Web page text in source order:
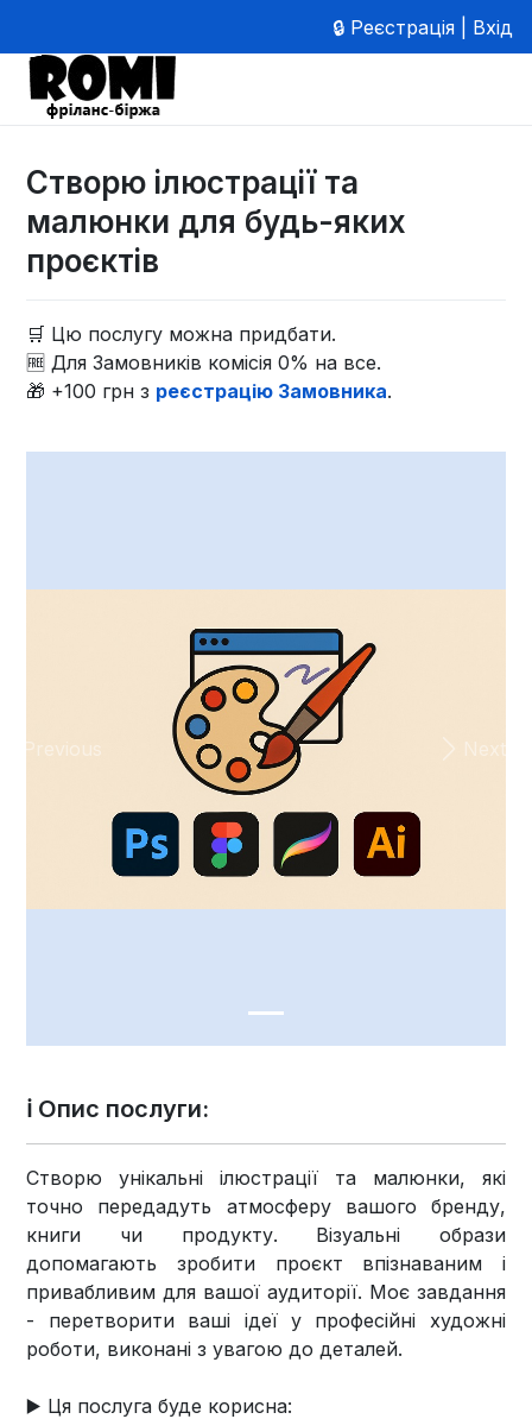
🔒 Реєстрація | Вхід
Створю ілюстрації та
малюнки для будь-яких
проєктів
🛒 Цю послугу можна придбати.
🆓 Для Замовників комісія 0% на все.
🎁 +100 грн з реєстрацію Замовника.
Previous Next
ℹ️ Опис послуги:
Створю унікальні ілюстрації та малюнки, які
точно передадуть атмосферу вашого бренду,
книги чи продукту. Візуальні образи
допомагають зробити проєкт впізнаваним і
привабливим для вашої аудиторії. Моє завдання
- перетворити ваші ідеї у професійні художні
роботи, виконані з увагою до деталей.
▶️ Ця послуга буде корисна: